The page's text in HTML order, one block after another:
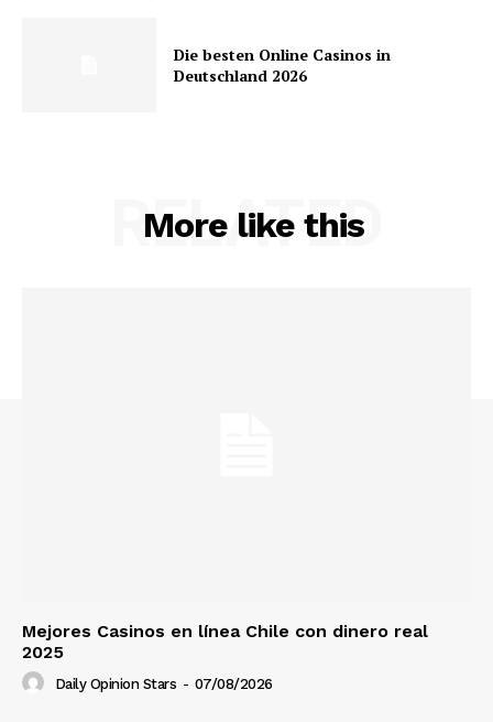
Die besten Online Casinos in
Deutschland 2026
More like this
RELATED
Mejores Casinos en línea Chile con dinero real
2025
Daily Opinion Stars - 07/08/2026